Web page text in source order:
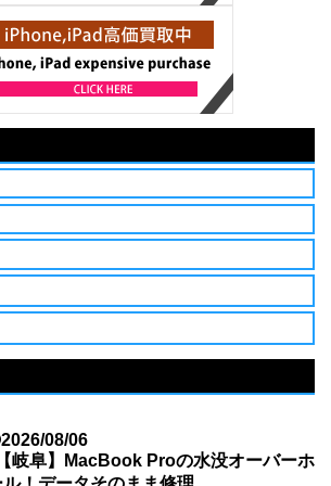
2026/08/06
【岐阜】MacBook Proの水没オーバーホ